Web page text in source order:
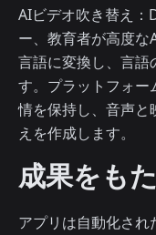
AIビデオ吹き替え：
ー、教育者が高度
言語に変換し、言語
す。プラットフォー
情を保持し、音声と
えを作成します。
成果をも
アプリは自動化され